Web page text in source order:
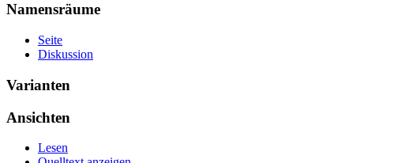
Namensräume
Seite
Diskussion
Varianten
Ansichten
Lesen